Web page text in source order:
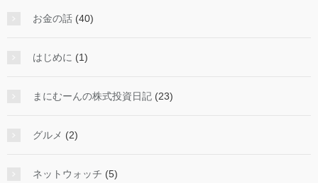
お金の話 (40)
はじめに (1)
まにむーんの株式投資日記 (23)
グルメ (2)
ネットウォッチ (5)